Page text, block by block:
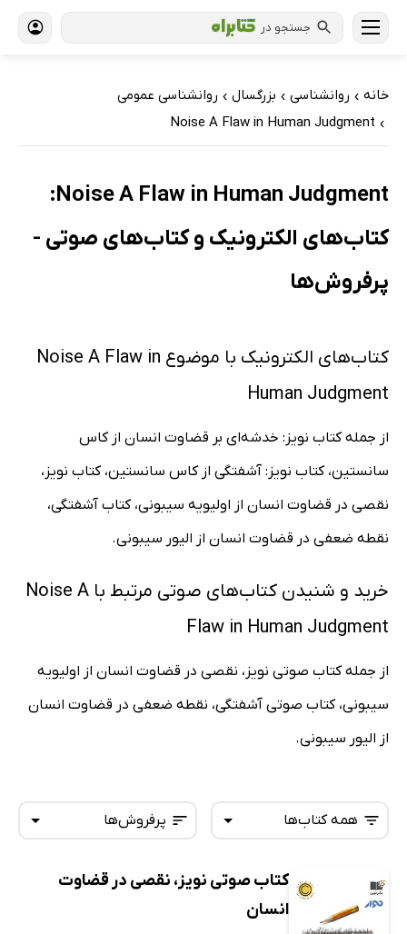
جستجو در
خانه › روانشناسی › بزرگسال › روانشناسی عمومی
›
Noise A Flaw in Human Judgment
Noise A Flaw in Human Judgment:
کتاب‌های الکترونیک و کتاب‌های صوتی -
پرفروش‌ها
کتاب‌های الکترونیک با موضوع Noise A Flaw in
Human Judgment
از جمله کتاب نویز: خدشه‌ای بر قضاوت انسان از کاس
سانستین، کتاب نویز: آشفتگی از کاس سانستین، کتاب نویز،
نقصی در قضاوت انسان از اولیویه سیبونی، کتاب آشفتگی،
نقطه ضعفی در قضاوت انسان از الیور سیبونی.
خرید و شنیدن کتاب‌های صوتی مرتبط با Noise A
Flaw in Human Judgment
از جمله کتاب صوتی نویز، نقصی در قضاوت انسان از اولیویه
سیبونی، کتاب صوتی آشفتگی، نقطه ضعفی در قضاوت انسان
از الیور سیبونی.
پرفروش‌ها
تازه‌ها
همه کتاب‌ها
همه کتاب‌ها
کتاب‌های صوتی
کتاب صوتی نویز، نقصی در قضاوت
انسان